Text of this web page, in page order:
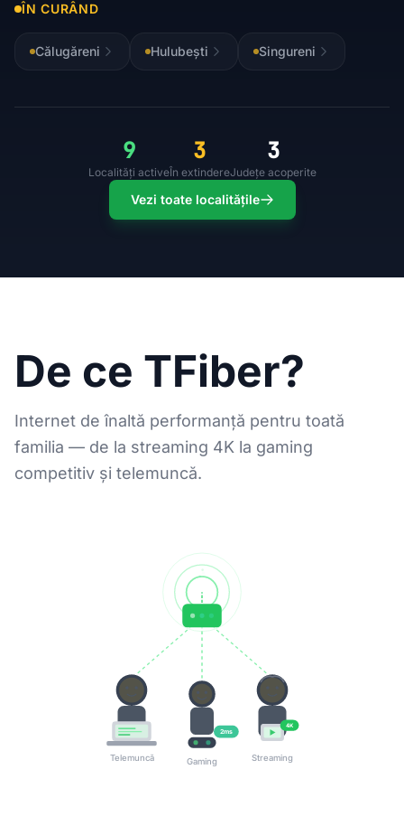
ÎN CURÂND
Călugăreni Hulubești Singureni
9
Localități active
3
În extindere
3
Județe acoperite
Vezi toate localitățile
De ce TFiber?
Internet de înaltă performanță pentru toată
familia — de la streaming 4K la gaming
competitiv și telemuncă.
Telemuncă
2ms
Gaming
4K
Streaming